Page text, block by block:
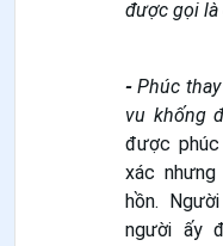
được gọi là
- Phúc
vu khống
được
xác
hồn.
người ấy